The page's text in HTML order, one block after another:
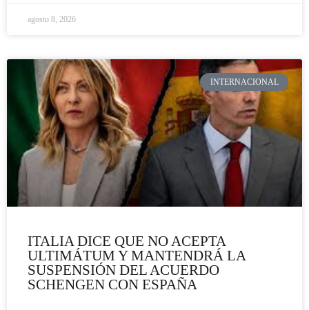
agosto 8, 2026
INTERNACIONAL
ITALIA DICE QUE NO ACEPTA
ULTIMÁTUM Y MANTENDRÁ LA
SUSPENSIÓN DEL ACUERDO
SCHENGEN CON ESPAÑA